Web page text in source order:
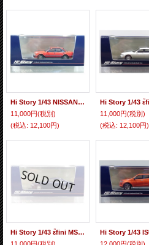
Hi Story 1/43 NISSAN BLUEBIRD 4DOOR HARDTOP TURBO SSS-S (1983) Red
11,000円(税別)
(税込: 12,100円)
11,000円(税別)
(税込: 12,100円)
Hi Story 1/43 ε֮fini MS-9 30 Type IV (1993) Infinite Blue